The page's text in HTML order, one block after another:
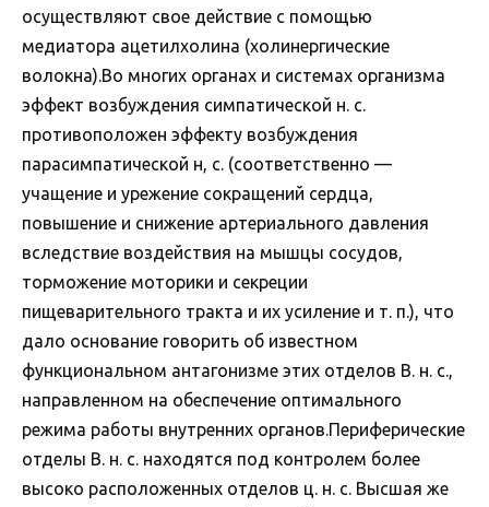
осуществляют свое действие с помощью
медиатора ацетилхолина (холинергические
волокна).Во многих органах и системах организма
эффект возбуждения симпатической н. с.
противоположен эффекту возбуждения
парасимпатической н, с. (соответственно —
учащение и урежение сокращений сердца,
повышение и снижение артериального давления
вследствие воздействия на мышцы сосудов,
торможение моторики и секреции
пищеварительного тракта и их усиление и т. п.), что
дало основание говорить об известном
функциональном антагонизме этих отделов В. н. с.,
направленном на обеспечение оптимального
режима работы внутренних органов.Периферические
отделы В. н. с. находятся под контролем более
высоко расположенных отделов ц. н. с. Высшая же